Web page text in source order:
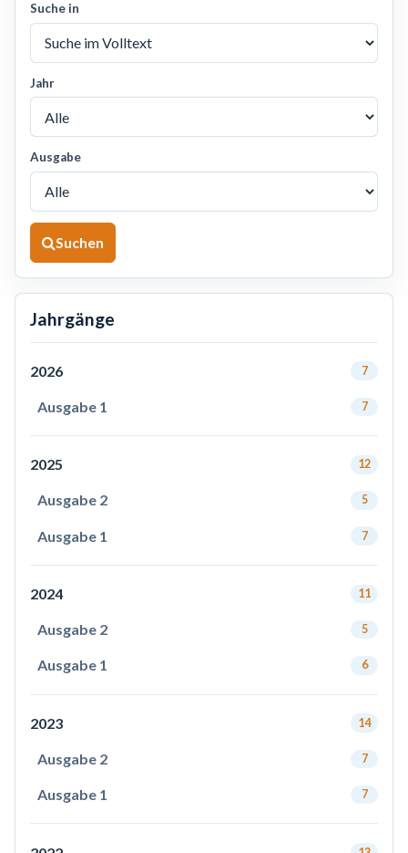
Suche in
Jahr
Ausgabe
Suchen
Jahrgänge
2026 7
Ausgabe 1 7
2025 12
Ausgabe 2 5
Ausgabe 1 7
2024 11
Ausgabe 2 5
Ausgabe 1 6
2023 14
Ausgabe 2 7
Ausgabe 1 7